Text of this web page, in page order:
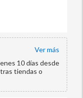
ver más
10 días desde
tiendas o